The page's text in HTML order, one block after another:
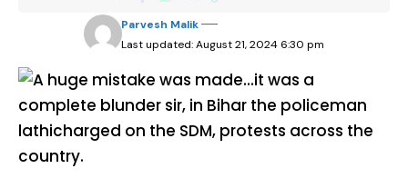
Last updated: August 21, 2024 6:30 pm
Parvesh Malik